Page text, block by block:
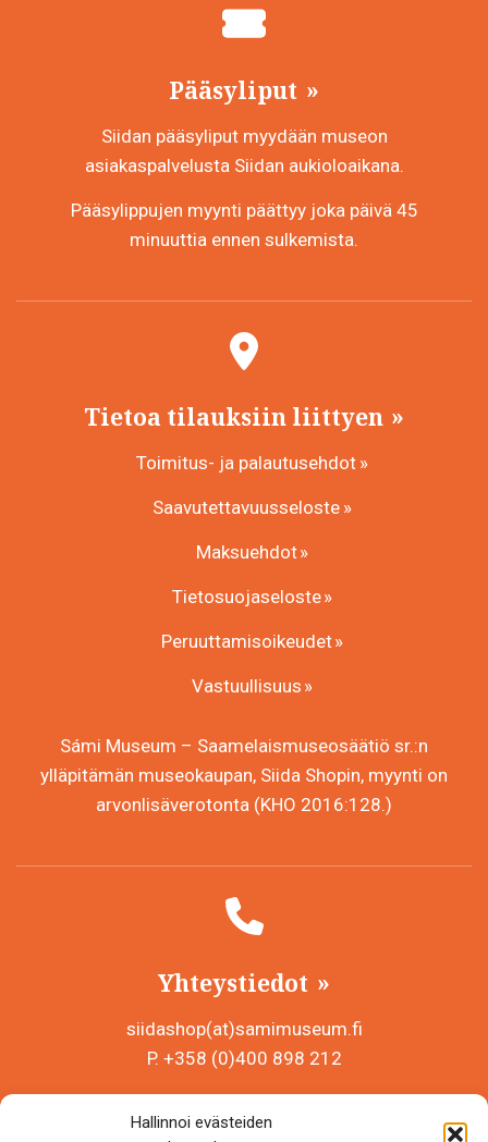
Hallinnoi evästeiden
Pääsyliput
Siidan pääsyliput myydään museon
asiakaspalvelusta Siidan aukioloaikana.
Pääsylippujen myynti päättyy joka päivä 45
minuuttia ennen sulkemista.
Tietoa tilauksiin liittyen
Toimitus- ja palautusehdot
Saavutettavuusseloste
Maksuehdot
Tietosuojaseloste
Peruuttamisoikeudet
Vastuullisuus
Sámi Museum – Saamelaismuseosäätiö sr.:n
ylläpitämän museokaupan, Siida Shopin, myynti on
arvonlisäverotonta (KHO 2016:128.)
Yhteystiedot
siidashop(at)samimuseum.fi
P. +358 (0)400 898 212
Y-tunnus 0625907-2